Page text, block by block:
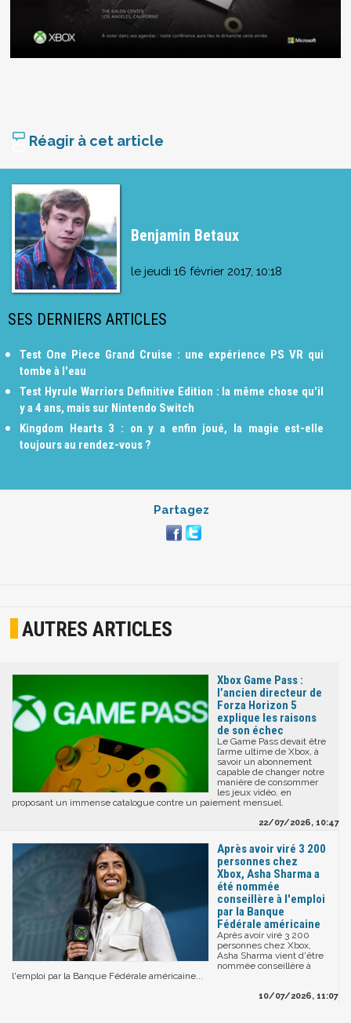
Réagir à cet article
Benjamin Betaux
le jeudi 16 février 2017, 10:18
SES DERNIERS ARTICLES
Test One Piece Grand Cruise : une expérience PS VR qui
tombe à l'eau
Test Hyrule Warriors Definitive Edition : la même chose qu'il
y a 4 ans, mais sur Nintendo Switch
Kingdom Hearts 3 : on y a enfin joué, la magie est-elle
toujours au rendez-vous ?
Partagez
AUTRES ARTICLES
Xbox Game Pass :
l’ancien directeur de
Forza Horizon 5
explique les raisons
de son échec
Le Game Pass devait être
l’arme ultime de Xbox, à
savoir un abonnement
capable de changer notre
manière de consommer
les jeux vidéo, en
proposant un immense catalogue contre un paiement mensuel.
22/07/2026, 10:47
Après avoir viré 3 200
personnes chez
Xbox, Asha Sharma a
été nommée
conseillère à l'emploi
par la Banque
Fédérale américaine
Après avoir viré 3 200
personnes chez Xbox,
Asha Sharma vient d'être
nommée conseillère à
l'emploi par la Banque Fédérale américaine...
10/07/2026, 11:07